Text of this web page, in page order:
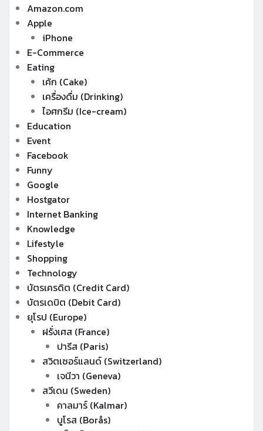
Amazon.com
Apple
iPhone
E-Commerce
Eating
เค้ก (Cake)
เครื่องดื่ม (Drinking)
ไอศกรีม (Ice-cream)
Education
Event
Facebook
Funny
Google
Hostgator
Internet Banking
Knowledge
Lifestyle
Shopping
Technology
บัตรเครดิต (Credit Card)
บัตรเดบิต (Debit Card)
ยุโรป (Europe)
ฝรั่งเศส (France)
ปารีส (Paris)
สวิตเซอร์แลนด์ (Switzerland)
เจนีวา (Geneva)
สวีเดน (Sweden)
คาลมาร์ (Kalmar)
บูโรส (Borås)